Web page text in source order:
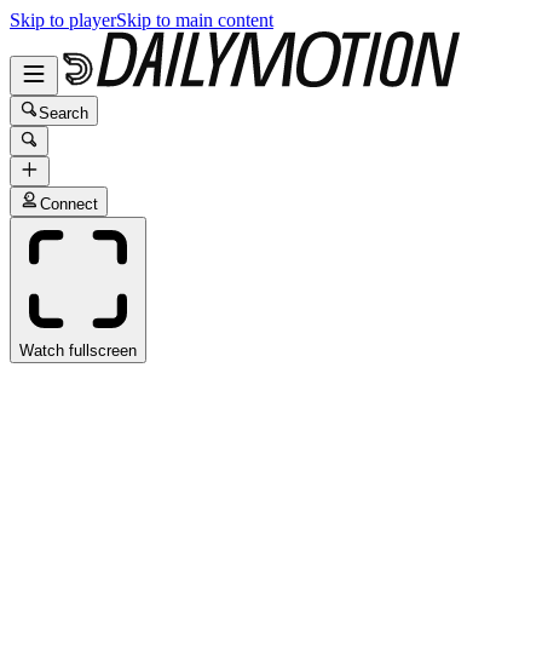
Skip to playerSkip to main content
Search
Connect
Watch fullscreen